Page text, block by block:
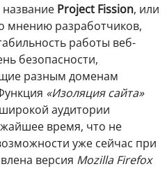
Project Fission, или
мнению разработчиков,
работы веб-
безопасности,
разным доменам
«Изоляция сайта»
аудитории
время, что не
уже сейчас при
версия Mozilla Firefox